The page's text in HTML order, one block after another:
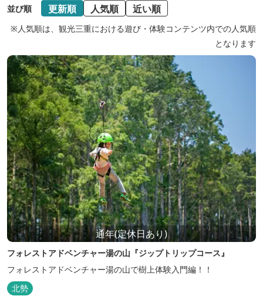
並び順 更新順 人気順 近い順
※人気順は、観光三重における遊び・体験コンテンツ内での人気順
となります
通年(定休日あり)
フォレストアドベンチャー湯の山『ジップトリップコース』
フォレストアドベンチャー湯の山で樹上体験入門編！！
北勢